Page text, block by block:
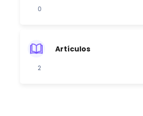
0
Artículos
2